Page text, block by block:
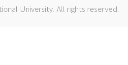
University. All rights reserved.